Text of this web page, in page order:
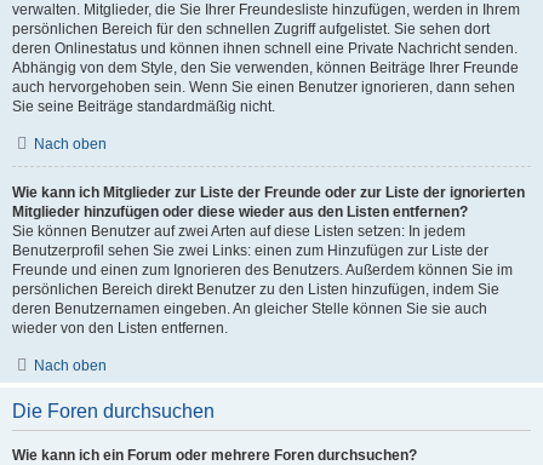
verwalten. Mitglieder, die Sie Ihrer Freundesliste hinzufügen, werden in Ihrem
persönlichen Bereich für den schnellen Zugriff aufgelistet. Sie sehen dort
deren Onlinestatus und können ihnen schnell eine Private Nachricht senden.
Abhängig von dem Style, den Sie verwenden, können Beiträge Ihrer Freunde
auch hervorgehoben sein. Wenn Sie einen Benutzer ignorieren, dann sehen
Sie seine Beiträge standardmäßig nicht.
Nach oben
Wie kann ich Mitglieder zur Liste der Freunde oder zur Liste der ignorierten
Mitglieder hinzufügen oder diese wieder aus den Listen entfernen?
Sie können Benutzer auf zwei Arten auf diese Listen setzen: In jedem
Benutzerprofil sehen Sie zwei Links: einen zum Hinzufügen zur Liste der
Freunde und einen zum Ignorieren des Benutzers. Außerdem können Sie im
persönlichen Bereich direkt Benutzer zu den Listen hinzufügen, indem Sie
deren Benutzernamen eingeben. An gleicher Stelle können Sie sie auch
wieder von den Listen entfernen.
Nach oben
Die Foren durchsuchen
Wie kann ich ein Forum oder mehrere Foren durchsuchen?